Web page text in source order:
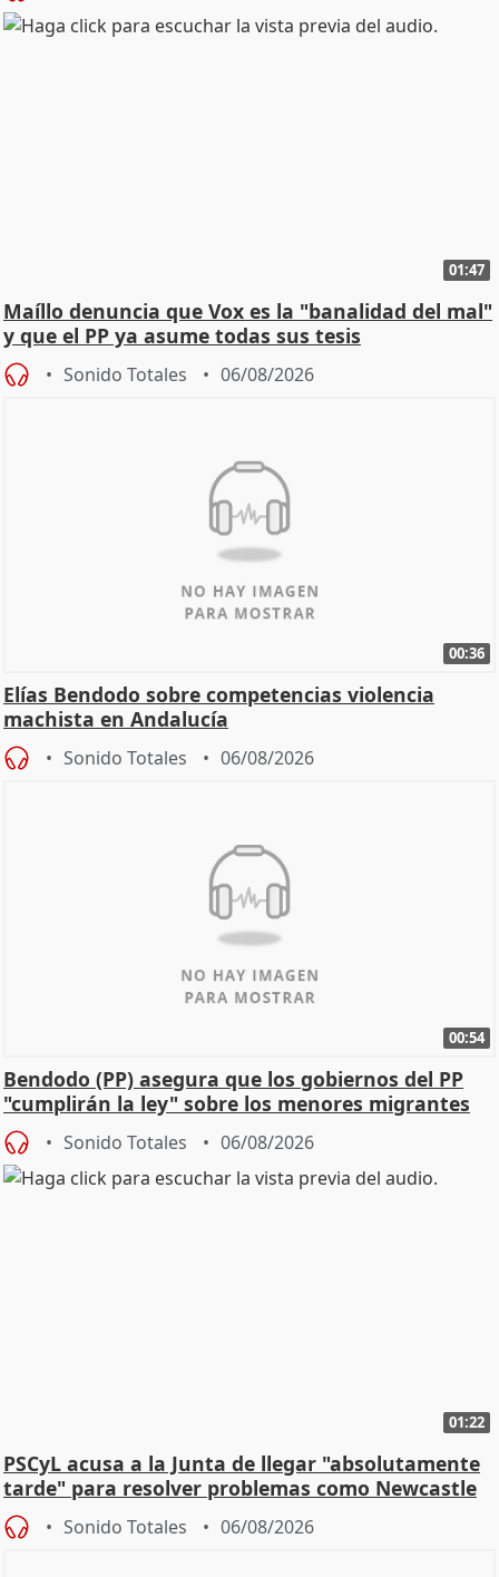
01:47
Maíllo denuncia que Vox es la "banalidad del mal"
y que el PP ya asume todas sus tesis
Sonido Totales 06/08/2026
00:36
Elías Bendodo sobre competencias violencia
machista en Andalucía
Sonido Totales 06/08/2026
00:54
Bendodo (PP) asegura que los gobiernos del PP
"cumplirán la ley" sobre los menores migrantes
Sonido Totales 06/08/2026
01:22
PSCyL acusa a la Junta de llegar "absolutamente
tarde" para resolver problemas como Newcastle
Sonido Totales 06/08/2026